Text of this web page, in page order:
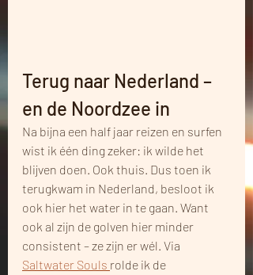
Terug naar Nederland –
en de Noordzee in
Na bijna een half jaar reizen en surfen
wist ik één ding zeker: ik wilde het
blijven doen. Ook thuis. Dus toen ik
terugkwam in Nederland, besloot ik
ook hier het water in te gaan. Want
ook al zijn de golven hier minder
consistent – ze zijn er wél. Via
Saltwater Souls rolde ik de